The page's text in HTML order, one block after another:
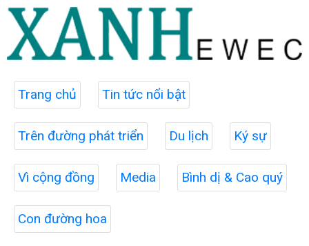
Trang chủ Tin tức nổi bật
Trên đường phát triển Du lịch Ký sự
Vì cộng đồng Media Bình dị & Cao quý
Con đường hoa